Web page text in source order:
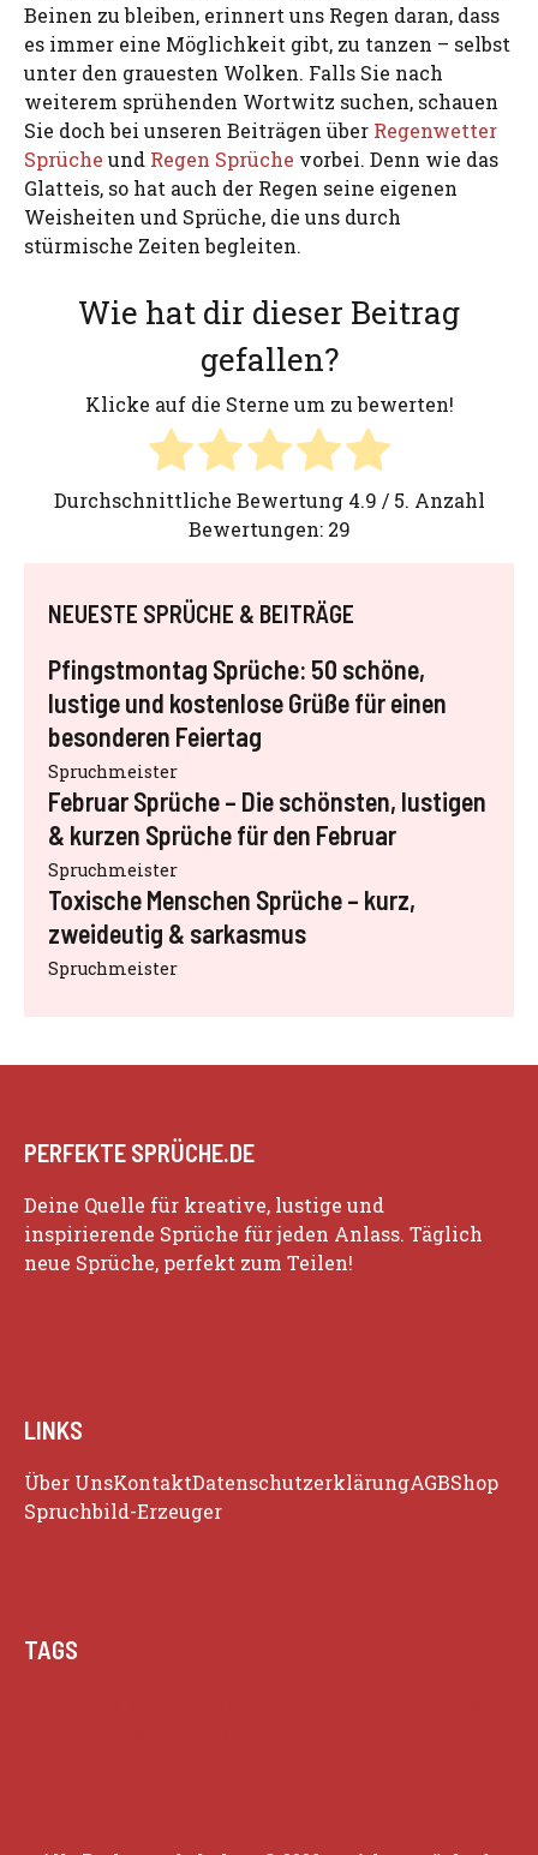
Beinen zu bleiben, erinnert uns Regen daran, dass
es immer eine Möglichkeit gibt, zu tanzen – selbst
unter den grauesten Wolken. Falls Sie nach
weiterem sprühenden Wortwitz suchen, schauen
Sie doch bei unseren Beiträgen über Regenwetter
Sprüche und Regen Sprüche vorbei. Denn wie das
Glatteis, so hat auch der Regen seine eigenen
Weisheiten und Sprüche, die uns durch
stürmische Zeiten begleiten.
Wie hat dir dieser Beitrag
gefallen?
Klicke auf die Sterne um zu bewerten!
Durchschnittliche Bewertung 4.9 / 5. Anzahl
Bewertungen: 29
NEUESTE SPRÜCHE & BEITRÄGE
Pfingstmontag Sprüche: 50 schöne,
lustige und kostenlose Grüße für einen
besonderen Feiertag
Spruchmeister
Februar Sprüche – Die schönsten, lustigen
& kurzen Sprüche für den Februar
Spruchmeister
Toxische Menschen Sprüche – kurz,
zweideutig & sarkasmus
Spruchmeister
PERFEKTE SPRÜCHE.DE
Deine Quelle für kreative, lustige und
inspirierende Sprüche für jeden Anlass. Täglich
neue Sprüche, perfekt zum Teilen!
LINKS
Über UnsKontaktDatenschutzerklärungAGBShop
Spruchbild-Erzeuger
TAGS